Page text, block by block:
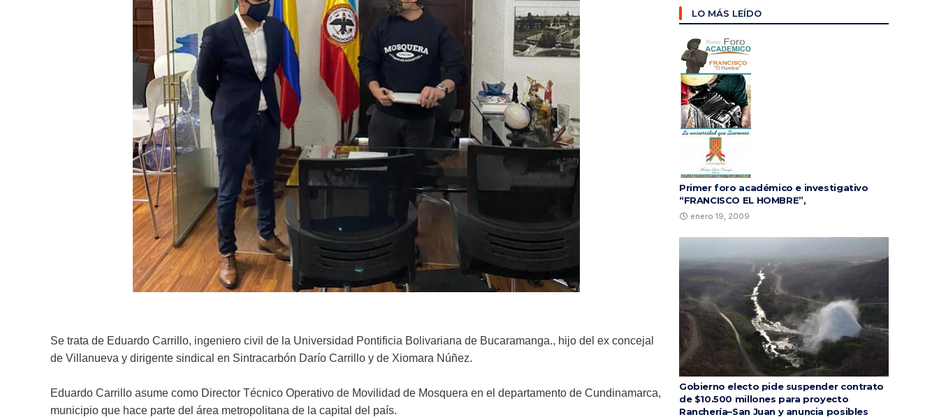
Se trata de Eduardo Carrillo, ingeniero civil de la Universidad Pontificia Bolivariana de Bucaramanga., hijo del ex concejal
de Villanueva y dirigente sindical en Sintracarbón Darío Carrillo y de Xiomara Núñez.
Eduardo Carrillo asume como Director Técnico Operativo de Movilidad de Mosquera en el departamento de Cundinamarca,
municipio que hace parte del área metropolitana de la capital del país.
LO MÁS LEÍDO
Primer foro académico e investigativo
“FRANCISCO EL HOMBRE”,
enero 19, 2009
Gobierno electo pide suspender contrato
de $10.500 millones para proyecto
Ranchería–San Juan y anuncia posibles